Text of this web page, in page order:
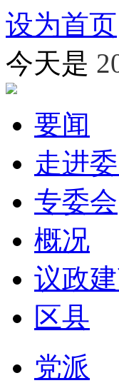
设为首页
今天是
要闻
走进
专委会
概况
议政
区县
党派